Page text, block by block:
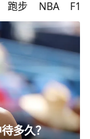
跑步 NBA F1
多久？